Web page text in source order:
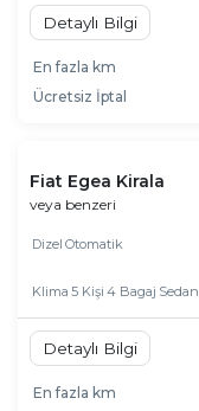
Detaylı Bilgi
En fazla km
Ücretsiz İptal
Fiat Egea Kirala
veya benzeri
Dizel Otomatik
Klima 5 Kişi 4 Bagaj Sedan
Detaylı Bilgi
En fazla km